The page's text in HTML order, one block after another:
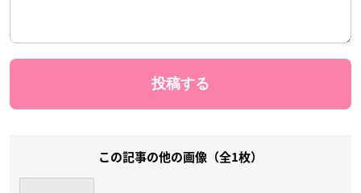
この記事の他の画像（全1枚）